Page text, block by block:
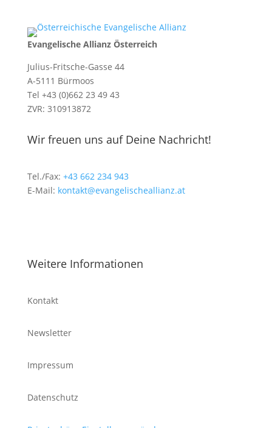
Evangelische Allianz Österreich
Julius-Fritsche-Gasse 44
A-5111 Bürmoos
Tel +43 (0)662 23 49 43
ZVR: 310913872
Wir freuen uns auf Deine Nachricht!
Tel./Fax: +43 662 234 943
E-Mail: kontakt@evangelischeallianz.at
Weitere Informationen
Kontakt
Newsletter
Impressum
Datenschutz